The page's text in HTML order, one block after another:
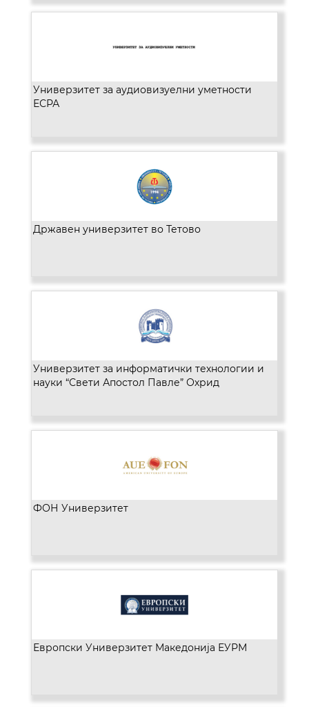
Универзитет за аудиовизуелни уметности
ЕСРА
Државен универзитет во Тетово
Универзитет за информатички технологии и
науки “Свети Апостол Павле” Охрид
ФОН Универзитет
Европски Универзитет Македонија ЕУРМ